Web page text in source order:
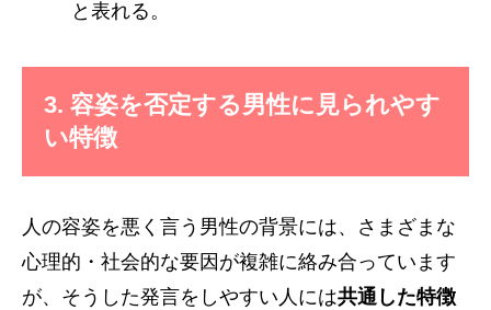
と表れる。
3. 容姿を否定する男性に見られやす
い特徴
人の容姿を悪く言う男性の背景には、さまざまな
心理的・社会的な要因が複雑に絡み合っています
が、そうした発言をしやすい人には共通した特徴